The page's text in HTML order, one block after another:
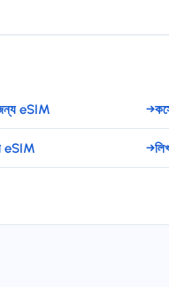
eSIM →
eSIM →